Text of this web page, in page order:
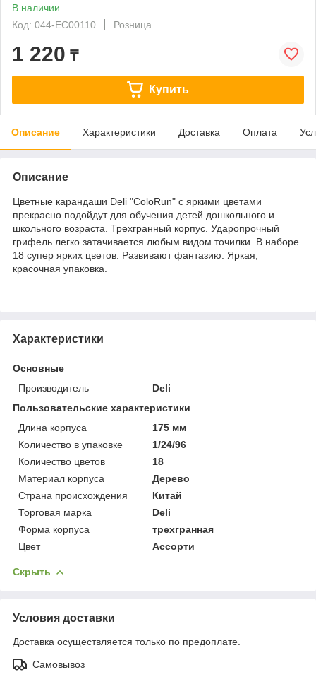
В наличии
Код: 044-EC00110
Розница
1 220 ₸
Купить
Описание Характеристики Доставка Оплата
Описание
Цветные карандаши Deli "ColoRun" с яркими цветами
прекрасно подойдут для обучения детей дошкольного и
школьного возраста. Трехгранный корпус. Ударопрочный
грифель легко затачивается любым видом точилки. В наборе
18 супер ярких цветов. Развивают фантазию. Яркая,
красочная упаковка.
Характеристики
Основные
Производитель
Deli
Пользовательские характеристики
Длина корпуса
175 мм
Количество в упаковке
1/24/96
Количество цветов
18
Материал корпуса
Дерево
Страна происхождения
Китай
Торговая марка
Deli
Форма корпуса
трехгранная
Цвет
Ассорти
Скрыть
Условия доставки
Доставка осуществляется только по предоплате.
Самовывоз